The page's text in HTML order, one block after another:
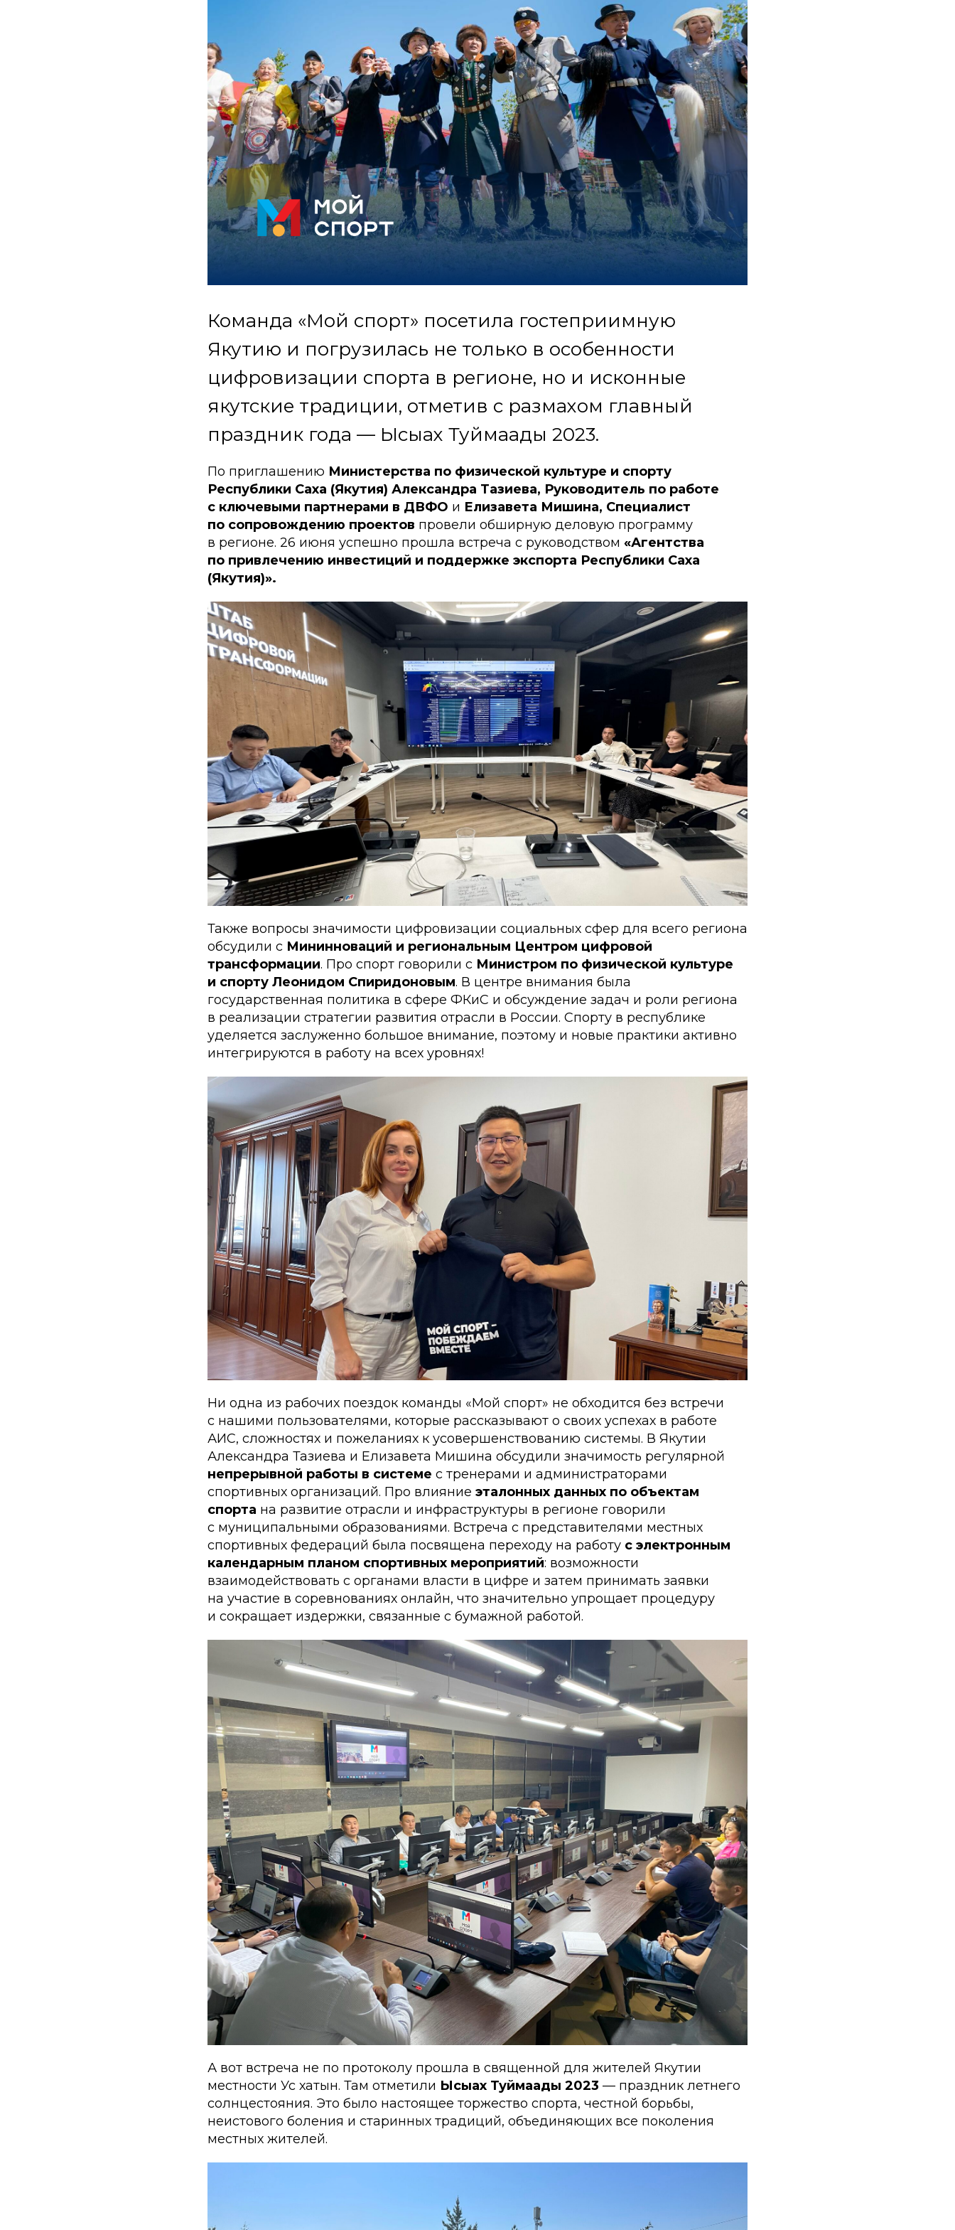
Команда «Мой спорт» посетила гостеприимную
Якутию и погрузилась не только в особенности
цифровизации спорта в регионе, но и исконные
якутские традиции, отметив с размахом главный
праздник года — Ысыах Туймаады 2023.
По приглашению Министерства по физической культуре и спорту
Республики Саха (Якутия) Александра Тазиева, Руководитель по работе
с ключевыми партнерами в ДВФО и Елизавета Мишина, Специалист
по сопровождению проектов провели обширную деловую программу
в регионе. 26 июня успешно прошла встреча с руководством «Агентства
по привлечению инвестиций и поддержке экспорта Республики Саха
(Якутия)».
Также вопросы значимости цифровизации социальных сфер для всего региона
обсудили с Мининноваций и региональным Центром цифровой
трансформации. Про спорт говорили с Министром по физической культуре
и спорту Леонидом Спиридоновым. В центре внимания была
государственная политика в сфере ФКиС и обсуждение задач и роли региона
в реализации стратегии развития отрасли в России. Спорту в республике
уделяется заслуженно большое внимание, поэтому и новые практики активно
интегрируются в работу на всех уровнях!
Ни одна из рабочих поездок команды «Мой спорт» не обходится без встречи
с нашими пользователями, которые рассказывают о своих успехах в работе
АИС, сложностях и пожеланиях к усовершенствованию системы. В Якутии
Александра Тазиева и Елизавета Мишина обсудили значимость регулярной
непрерывной работы в системе с тренерами и администраторами
спортивных организаций. Про влияние эталонных данных по объектам
спорта на развитие отрасли и инфраструктуры в регионе говорили
с муниципальными образованиями. Встреча с представителями местных
спортивных федераций была посвящена переходу на работу с электронным
календарным планом спортивных мероприятий: возможности
взаимодействовать с органами власти в цифре и затем принимать заявки
на участие в соревнованиях онлайн, что значительно упрощает процедуру
и сокращает издержки, связанные с бумажной работой.
А вот встреча не по протоколу прошла в священной для жителей Якутии
местности Ус хатын. Там отметили Ысыах Туймаады 2023 — праздник летнего
солнцестояния. Это было настоящее торжество спорта, честной борьбы,
неистового боления и старинных традиций, объединяющих все поколения
местных жителей.